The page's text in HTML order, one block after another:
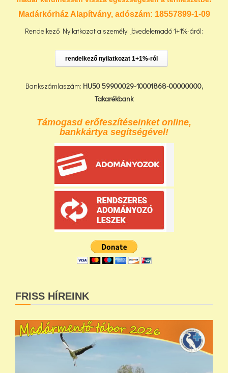
Madárkórház Alapítvány, adószám: 18557899-1-09
Rendelkező Nyilatkozat a személyi jövedelemadó 1+1%-áról:
rendelkező nyilatkozat 1+1%-ról
Bankszámlaszám: HU50 59900029-10001868-00000000,
Takarékbank
Támogasd erőfeszítéseinket online,
bankkártya segítségével!
FRISS HÍREINK